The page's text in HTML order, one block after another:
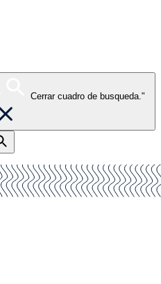
Cerrar cuadro de busqueda."